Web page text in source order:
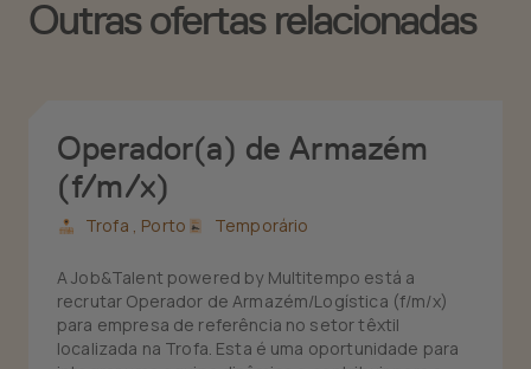
Outras ofertas relacionadas
Operador(a) de Armazém
(f/m/x)
Trofa , Porto Temporário
A Job&Talent powered by Multitempo está a
recrutar Operador de Armazém/Logística (f/m/x)
para empresa de referência no setor têxtil
localizada na Trofa. Esta é uma oportunidade para